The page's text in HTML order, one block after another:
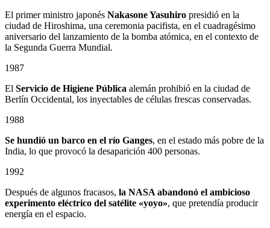
El primer ministro japonés Nakasone Yasuhiro presidió en la
ciudad de Hiroshima, una ceremonia pacifista, en el cuadragésimo
aniversario del lanzamiento de la bomba atómica, en el contexto de
la Segunda Guerra Mundial.
1987
El Servicio de Higiene Pública alemán prohibió en la ciudad de
Berlín Occidental, los inyectables de células frescas conservadas.
1988
Se hundió un barco en el río Ganges, en el estado más pobre de la
India, lo que provocó la desaparición 400 personas.
1992
Después de algunos fracasos, la NASA abandonó el ambicioso
experimento eléctrico del satélite «yoyo», que pretendía producir
energía en el espacio.